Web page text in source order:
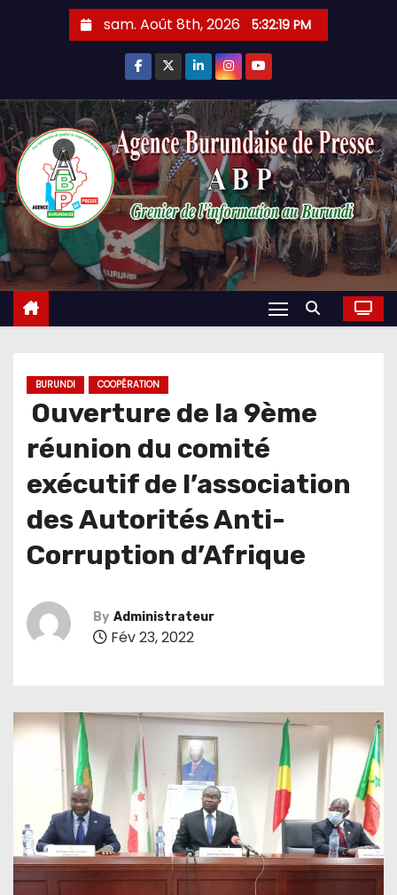
sam. Août 8th, 2026 5:32:20 PM
BURUNDI COOPÉRATION
Ouverture de la 9ème
réunion du comité
exécutif de l’association
des Autorités Anti-
Corruption d’Afrique
By Administrateur
Fév 23, 2022